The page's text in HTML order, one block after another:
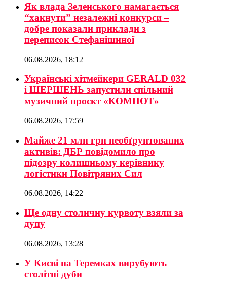
Як влада Зеленського намагається
“хакнути” незалежні конкурси –
добре показали приклади з
переписок Стефанішиної
06.08.2026, 18:12
Українські хітмейкери GERALD 032
і ШЕРШЕНЬ запустили спільний
музичний проєкт «КОМПОТ»
06.08.2026, 17:59
Майже 21 млн грн необґрунтованих
активів: ДБР повідомило про
підозру колишньому керівнику
логістики Повітряних Сил
06.08.2026, 14:22
Ще одну столичну курвоту взяли за
дупу
06.08.2026, 13:28
У Києві на Теремках вирубують
столітні дуби